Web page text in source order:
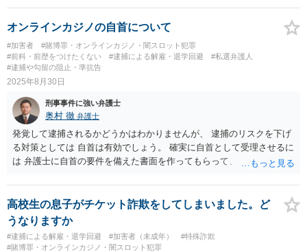
オンラインカジノの自首について
#加害者
#賭博罪・オンラインカジノ・闇スロット犯罪
#前科・前歴をつけたくない
#逮捕による解雇・退学回避
#私選弁護人
#逮捕や勾留の阻止・準抗告
2025年8月30日
刑事事件に強い弁護士
奥村 徹 弁護士
発覚して逮捕されるかどうかはわかりませんが、 逮捕のリスクを下げ
る対策としては 自首は有効でしょう。 確実に自首として受理させるに
は 弁護士に自首の要件を備えた書面を作ってもらって、 警察と調整し
高校生の息子がチケット詐欺をしてしまいました。ど
うなりますか
#逮捕による解雇・退学回避 #加害者（未成年）
#特殊詐欺
#賭博罪・オンラインカジノ・闇スロット犯罪